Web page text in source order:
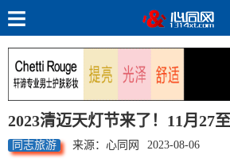
2023清迈天灯节来了！11月27
同志旅游 来源：心同网 2023-08-06